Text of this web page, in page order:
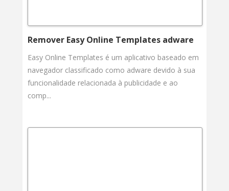
Remover Easy Online Templates adware
Easy Online Templates é um aplicativo baseado em
navegador classificado como adware devido à sua
funcionalidade relacionada à publicidade e ao
comp...